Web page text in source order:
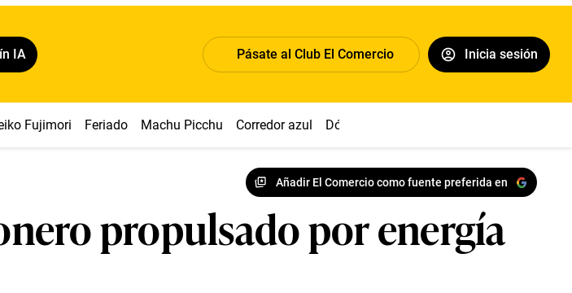
IA Pásate al Club El Comercio Inicia sesión
Fujimori Feriado Machu Picchu Corredor azul Dólar
Añadir El Comercio como fuente preferida en
propulsado por energía